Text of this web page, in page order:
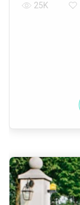
25K